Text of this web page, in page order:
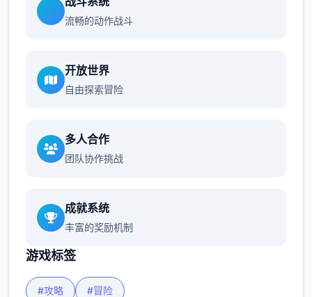
流畅的动作战斗
开放世界
自由探索冒险
多人合作
团队协作挑战
成就系统
丰富的奖励机制
游戏标签
#攻略 #冒险